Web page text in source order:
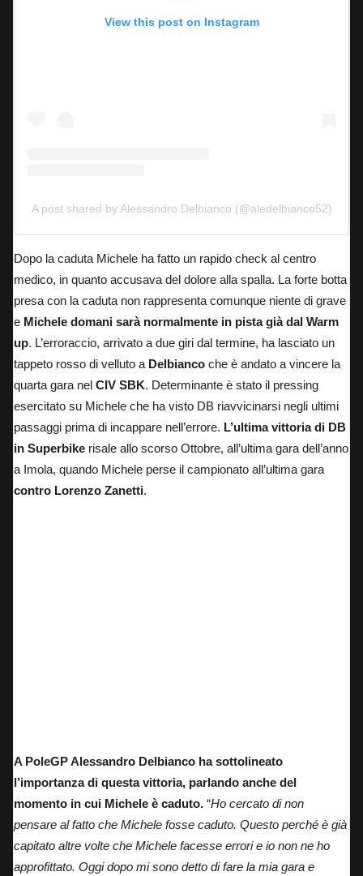
View this post on Instagram
A post shared by Alessandro Delbianco (@aledelbianco52)
Dopo la caduta Michele ha fatto un rapido check al centro
medico, in quanto accusava del dolore alla spalla. La forte botta
presa con la caduta non rappresenta comunque niente di grave
e Michele domani sarà normalmente in pista già dal Warm
up. L’erroraccio, arrivato a due giri dal termine, ha lasciato un
tappeto rosso di velluto a Delbianco che è andato a vincere la
quarta gara nel CIV SBK. Determinante è stato il pressing
esercitato su Michele che ha visto DB riavvicinarsi negli ultimi
passaggi prima di incappare nell’errore. L’ultima vittoria di DB
in Superbike risale allo scorso Ottobre, all’ultima gara dell’anno
a Imola, quando Michele perse il campionato all’ultima gara
contro Lorenzo Zanetti.
A PoleGP Alessandro Delbianco ha sottolineato
l’importanza di questa vittoria, parlando anche del
momento in cui Michele è caduto. “Ho cercato di non
pensare al fatto che Michele fosse caduto. Questo perché è già
capitato altre volte che Michele facesse errori e io non ne ho
approfittato. Oggi dopo mi sono detto di fare la mia gara e